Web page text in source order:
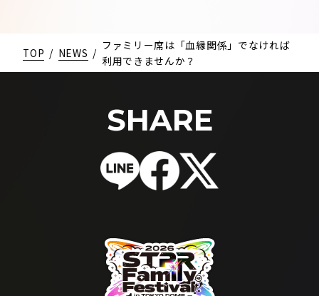
TOP / NEWS /
ファミリー席は「血縁関係」でなければ
利用できませんか？
SHARE